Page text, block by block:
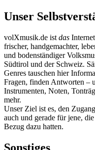
Unser
volXmusik.de ist das
frischer, handgemachter,
und bodenständiger
Südtirol und der Schweiz.
Genres tauschen hier
Fragen, finden Antworten –
Instrumenten, Noten,
mehr.
Unser Ziel ist es, den
auch und gerade für jene,
Bezug dazu hatten.
Sonstiges